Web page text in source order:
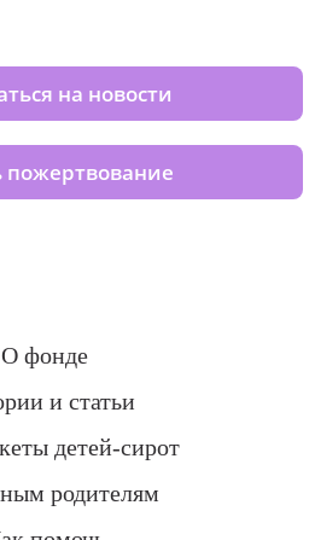
на новости
пожертвование
О фонде
и статьи
детей-сирот
родителям